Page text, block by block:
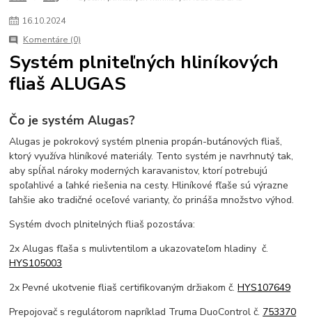
napajaniekarvanu
16.10.2024
Komentáre (0)
Systém plniteľných hliníkových
fliaš ALUGAS
Čo je systém Alugas?
Alugas je pokrokový systém plnenia propán-butánových fliaš,
ktorý využíva hliníkové materiály. Tento systém je navrhnutý tak,
aby spĺňal nároky moderných karavanistov, ktorí potrebujú
spoľahlivé a ľahké riešenia na cesty. Hliníkové fľaše sú výrazne
ľahšie ako tradičné oceľové varianty, čo prináša množstvo výhod.
Systém dvoch plnitelných fliaš pozostáva:
2x Alugas fľaša s mulivtentilom a ukazovateľom hladiny č.
HYS105003
2x Pevné ukotvenie fliaš certifikovaným držiakom č.HYS107649
Prepojovač s regulátorom napríklad Truma DuoControl č. 753370